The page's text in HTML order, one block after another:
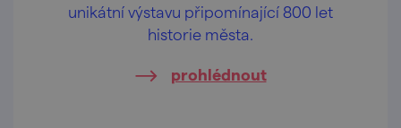
unikátní výstavu připomínající 800 let
historie města.
prohlédnout